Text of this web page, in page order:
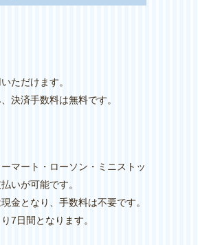
ただけます。
決済手数料は無料です。
マート・ローソン・ミニストッ
いが可能です。
金となり、手数料は不要です。
7日間となります。